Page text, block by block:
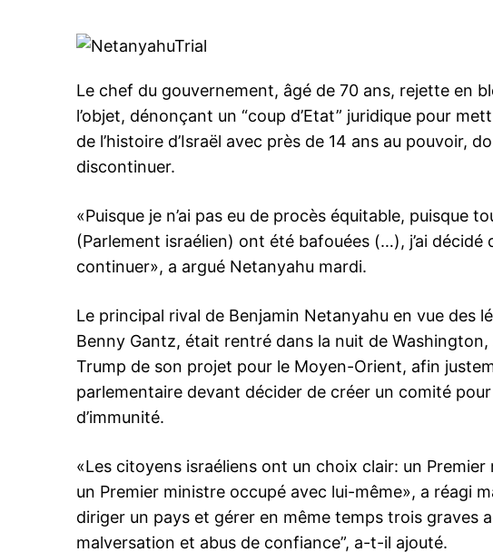
Le chef du gouvernement, âgé de 70 ans, rejette en
l’objet, dénonçant un “coup d’Etat” juridique pour
de l’histoire d’Israël avec près de 14 ans au pouvoir,
discontinuer.
«Puisque je n’ai pas eu de procès équitable, puisque
(Parlement israélien) ont été bafouées (…), j’ai décidé
continuer», a argué Netanyahu mardi.
Le principal rival de Benjamin Netanyahu en vue des
Benny Gantz, était rentré dans la nuit de
Trump de son projet pour le Moyen-Orient, afin
parlementaire devant décider de créer un comité
d’immunité.
«Les citoyens israéliens ont un choix clair: un
un Premier ministre occupé avec lui-même», a réagi
diriger un pays et gérer en même temps trois graves
malversation et abus de confiance”, a-t-il ajouté.